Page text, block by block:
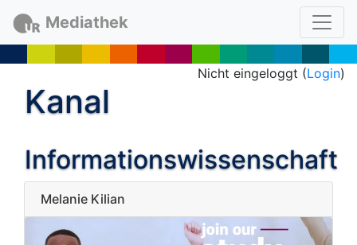
Mediathek
Nicht eingeloggt (Login)
Kanal
Informationswissenschaft
Melanie Kilian